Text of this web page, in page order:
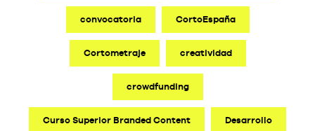
convocatoria CortoEspaña
Cortometraje creatividad
crowdfunding
Curso Superior Branded Content Desarrollo